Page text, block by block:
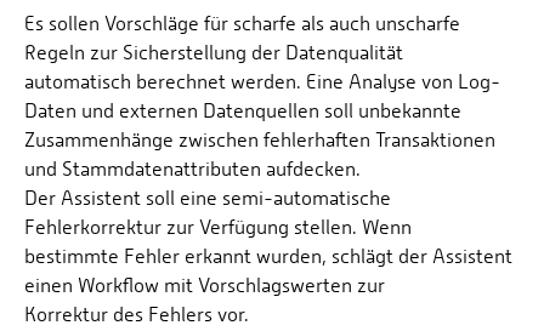
Es sollen Vorschläge für scharfe als auch unscharfe
Regeln zur Sicherstellung der Datenqualität
automatisch berechnet werden. Eine Analyse von Log-
Daten und externen Datenquellen soll unbekannte
Zusammenhänge zwischen fehlerhaften Transaktionen
und Stammdatenattributen aufdecken.
Der Assistent soll eine semi-automatische
Fehlerkorrektur zur Verfügung stellen. Wenn
bestimmte Fehler erkannt wurden, schlägt der Assistent
einen Workflow mit Vorschlagswerten zur
Korrektur des Fehlers vor.